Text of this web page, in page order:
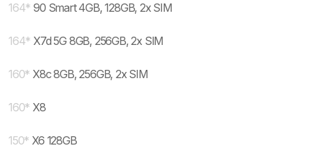
164* 90 Smart 4GB, 128GB, 2x SIM
164* X7d 5G 8GB, 256GB, 2x SIM
160* X8c 8GB, 256GB, 2x SIM
160* X8
150* X6 128GB